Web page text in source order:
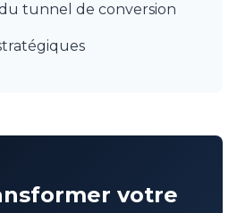
tunnel de conversion
votre